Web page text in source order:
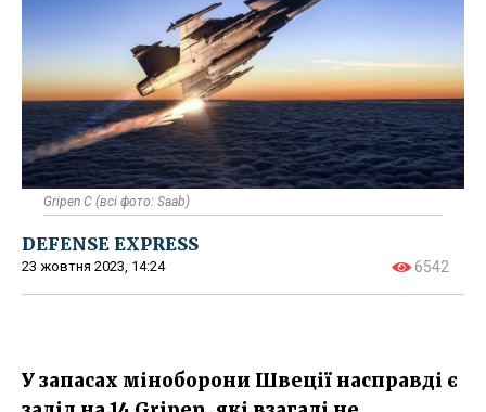
Gripen​ C (всі фото: Saab)
DEFENSE EXPRESS
23 жовтня 2023, 14:24 6542
У запасах міноборони Швеції насправді є